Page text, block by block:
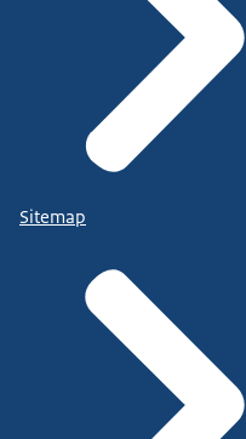
Sitemap